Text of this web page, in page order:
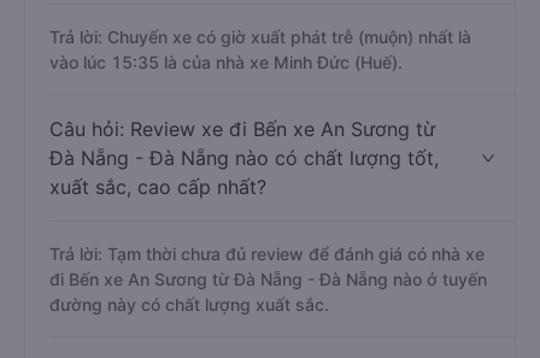
Trả lời: Chuyến xe có giờ xuất phát trễ (muộn) nhất là
vào lúc 15:35 là của nhà xe Minh Đức (Huế).
Câu hỏi: Review xe đi Bến xe An Sương từ
Đà Nẵng - Đà Nẵng nào có chất lượng tốt,
xuất sắc, cao cấp nhất?
Trả lời: Tạm thời chưa đủ review để đánh giá có nhà xe
đi Bến xe An Sương từ Đà Nẵng - Đà Nẵng nào ở tuyến
đường này có chất lượng xuất sắc.